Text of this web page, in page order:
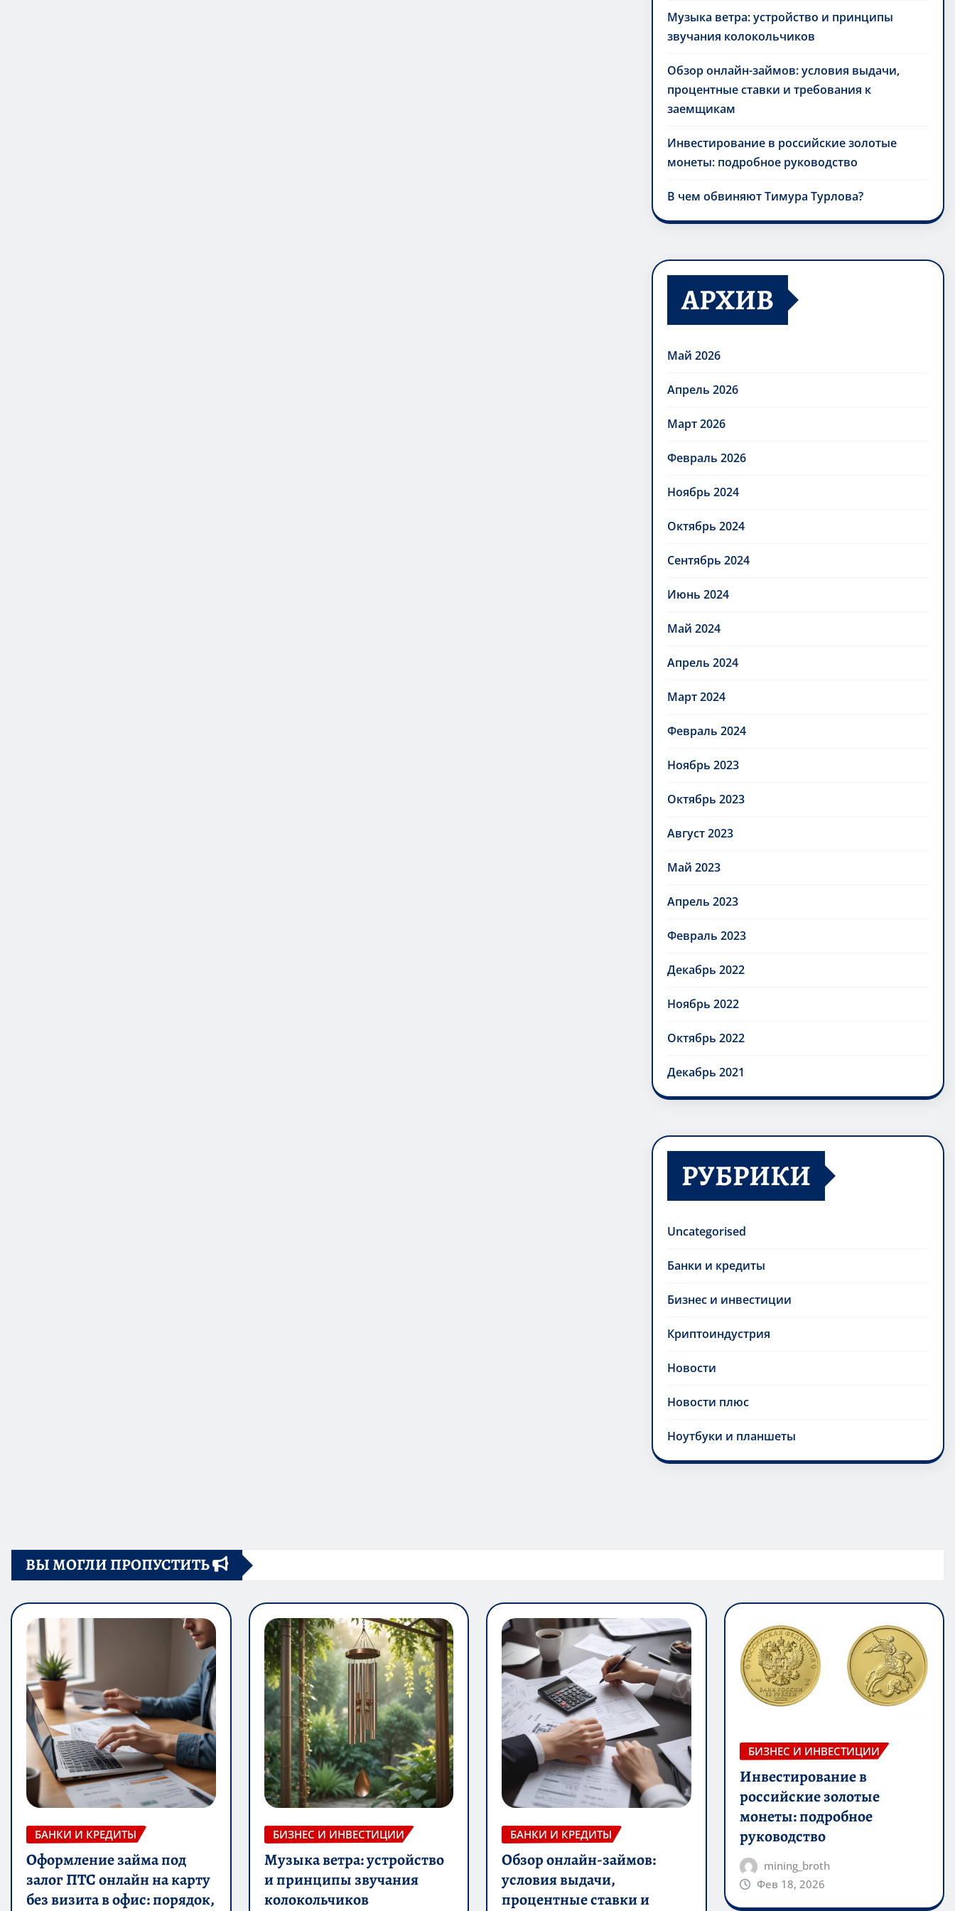
Музыка ветра: устройство и принципы
звучания колокольчиков
Обзор онлайн-займов: условия выдачи,
процентные ставки и требования к
заемщикам
Инвестирование в российские золотые
монеты: подробное руководство
В чем обвиняют Тимура Турлова?
АРХИВ
Май 2026
Апрель 2026
Март 2026
Февраль 2026
Ноябрь 2024
Октябрь 2024
Сентябрь 2024
Июнь 2024
Май 2024
Апрель 2024
Март 2024
Февраль 2024
Ноябрь 2023
Октябрь 2023
Август 2023
Май 2023
Апрель 2023
Февраль 2023
Декабрь 2022
Ноябрь 2022
Октябрь 2022
Декабрь 2021
РУБРИКИ
Uncategorised
Банки и кредиты
Бизнес и инвестиции
Криптоиндустрия
Новости
Новости плюс
Ноутбуки и планшеты
ВЫ МОГЛИ ПРОПУСТИТЬ
БАНКИ И КРЕДИТЫ
Оформление займа под
залог ПТС онлайн на карту
без визита в офис: порядок,
БИЗНЕС И ИНВЕСТИЦИИ
Музыка ветра: устройство
и принципы звучания
колокольчиков
БАНКИ И КРЕДИТЫ
Обзор онлайн-займов:
условия выдачи,
процентные ставки и
БИЗНЕС И ИНВЕСТИЦИИ
Инвестирование в
российские золотые
монеты: подробное
руководство
mining_broth
Фев 18, 2026